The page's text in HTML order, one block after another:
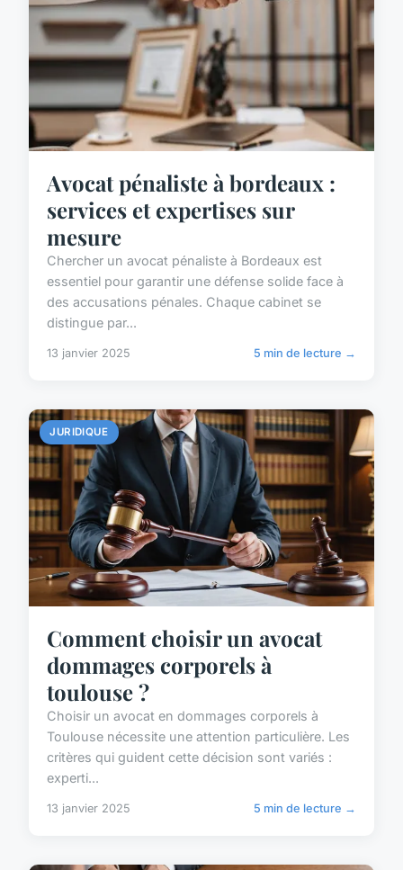
Avocat pénaliste à bordeaux :
services et expertises sur
mesure
Chercher un avocat pénaliste à Bordeaux est
essentiel pour garantir une défense solide face à
des accusations pénales. Chaque cabinet se
distingue par...
13 janvier 2025 5 min de lecture →
JURIDIQUE
Comment choisir un avocat
dommages corporels à
toulouse ?
Choisir un avocat en dommages corporels à
Toulouse nécessite une attention particulière. Les
critères qui guident cette décision sont variés :
experti...
13 janvier 2025 5 min de lecture →